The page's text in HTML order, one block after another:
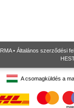
RMA• Általános szerződési
A csomagküldés a